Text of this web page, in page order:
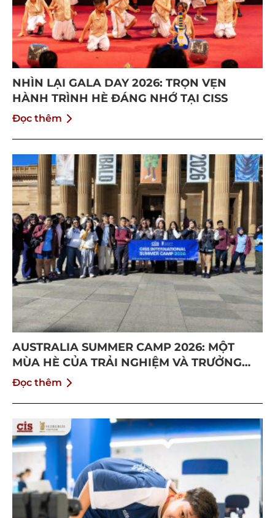
NHÌN LẠI GALA DAY 2026: TRỌN VẸN
HÀNH TRÌNH HÈ ĐÁNG NHỚ TẠI CISS
Đọc thêm
AUSTRALIA SUMMER CAMP 2026: MỘT
MÙA HÈ CỦA TRẢI NGHIỆM VÀ TRƯỞNG
THÀNH
Đọc thêm